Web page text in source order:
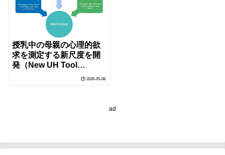
授乳中の母親の心理的欲
求を測定する新尺度を開
発（New UH Tool
Measures Whether
Lactating Mothers’
2026-05-08
ad